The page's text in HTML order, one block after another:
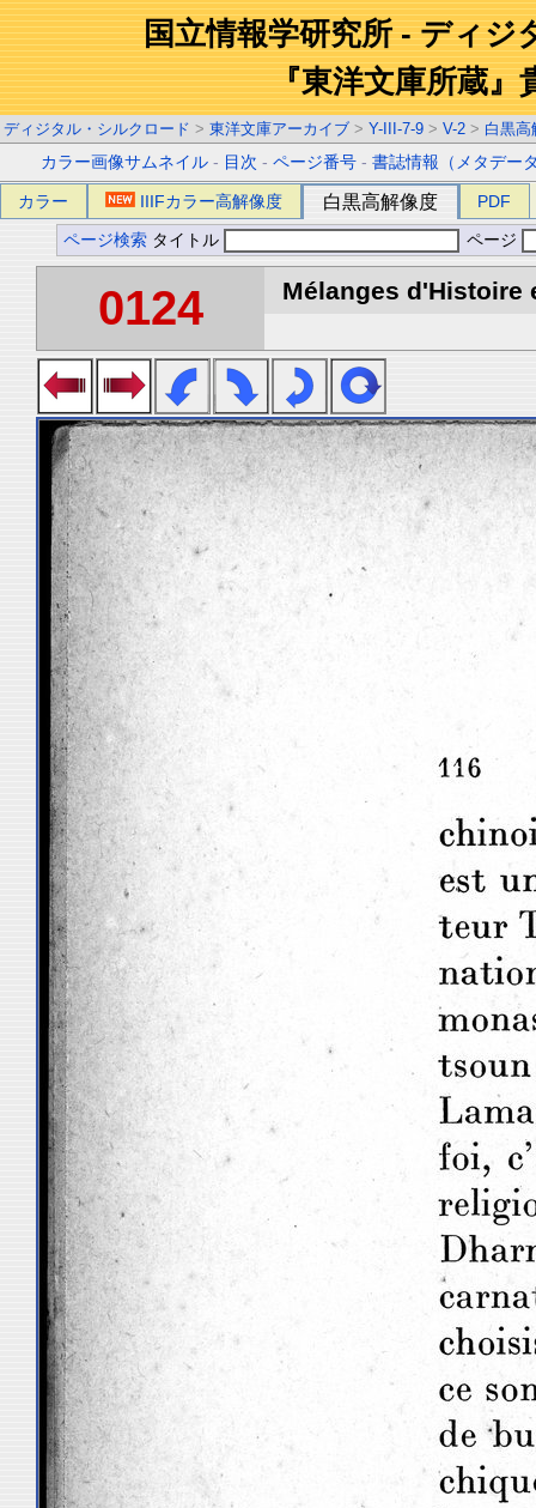
国立情報学研究所 - ディジ
『東洋文庫所蔵』
ディジタル・シルクロード > 東洋文庫アーカイブ > Y-III-7-9 > V-2 > 白黒高
カラー画像サムネイル - 目次 -ページ番号 -書誌情報（メタデー
カラー IIIFカラー高解像度 白黒高解像度 PDF
ページ検索 タイトル ページ
0124 Mélanges d'Histoire